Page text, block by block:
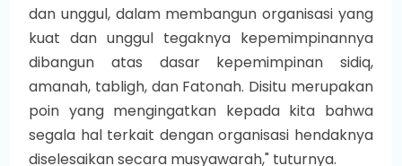
dan unggul, dalam membangun organisasi yang
kuat dan unggul tegaknya kepemimpinannya
dibangun atas dasar kepemimpinan sidiq,
amanah, tabligh, dan Fatonah. Disitu merupakan
poin yang mengingatkan kepada kita bahwa
segala hal terkait dengan organisasi hendaknya
diselesaikan secara musyawarah," tuturnya.